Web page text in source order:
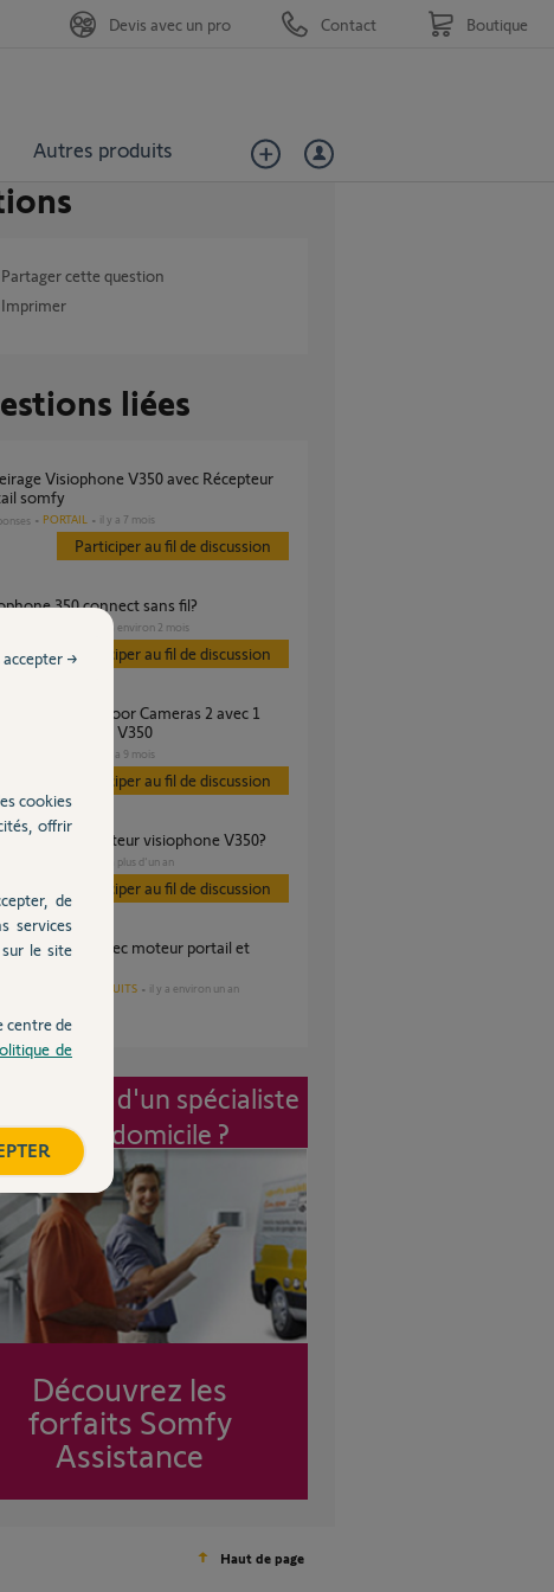
Autres produits
Devis avec un pro Contact Boutique
Partager cette question
Imprimer
liées
somfy
PORTAIL il y a 7 mois
Participer au fil de discussion
350 connect sans fil?
il y a environ 2 mois
Participer au fil de discussion
Connect V350
il y a 9 mois
Participer au fil de discussion
moniteur visiophone V350?
il y a plus d'un an
Participer au fil de discussion
AUTRES PRODUITS il y a environ un an
d'un spécialiste
à mon domicile ?
Découvrez les
forfaits Somfy
Assistance
Haut de page
cookies
offrir
de
services
le site
centre de
de
→